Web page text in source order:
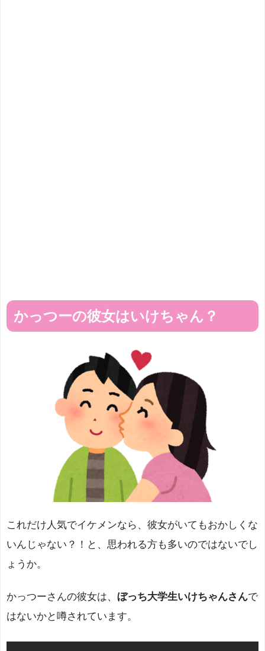
かっつーの彼女はいけちゃん？
これだけ人気でイケメンなら、彼女がいてもおかしくな
いんじゃない？！と、思われる方も多いのではないでし
ょうか。
かっつーさんの彼女は、 ぼっち大学生いけちゃんさんで
はないかと噂されています。